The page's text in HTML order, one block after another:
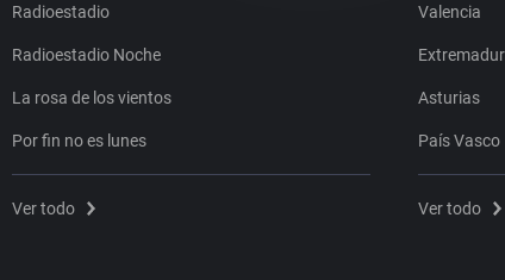
Radioestadio
Radioestadio Noche
La rosa de los vientos
Por fin no es lunes
Ver todo
Valencia
Asturias
País Vasco
Ver todo